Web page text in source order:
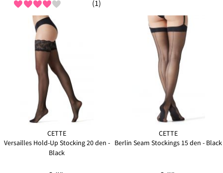
(1)
CETTE
Versailles Hold-Up Stocking 20 den -
Black
CETTE
Berlin Seam Stockings 15 den - Black